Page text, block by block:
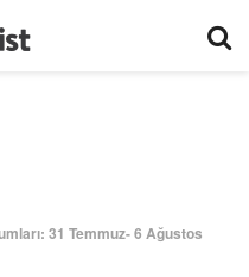
31 Temmuz- 6 Ağustos